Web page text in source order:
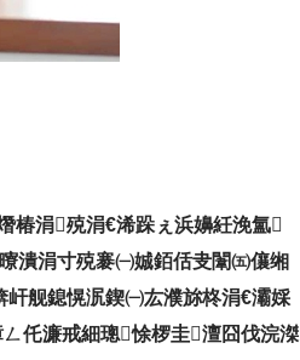
椿涓殑涓€浠跺ぇ浜嬶紝浼氳
潰涓寸殑褰㈠娍銆佸叏闈㈤儴缃
舰鎴愰泦鍥㈠厷濮旀柊涓€灞婇
仛濂戒細璁悇椤圭澶囧伐浣滐